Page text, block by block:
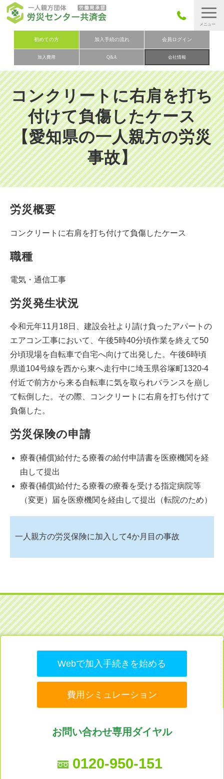
初めての方 加入手続の流れ 会員ログイン
加入費用 Q&A 会社情報
労災保険とは
労災保険の取りまとめ
労災保険加入手続きの流れ
加入費用
加入申込み
会社概要
お問い合わせ
会員メニュー
コンクリートに右肩を打ち
付けて負傷したケース
【愛知県の一人親方の労災
事故】
労災概要
コンクリートに右肩を打ち付けて負傷したケース
職種
電気・通信工事
労災発生状況
令和元年11月18日、建設会社より請け負ったアパートの
エアコン工事において、午後5時40分頃作業を終えて50
分頃現場を自転車で自宅へ向けて出発した。午後6時頃
県道104号線を西から東へ走行中に埼玉県谷塚町1320-4
付近で前方から来る自転車に気を取られバランスを崩し
て転倒した。その際、コンクリートに右肩を打ち付けて
負傷した。
労災保険の申請
療養(補償)給付たる療養の給付申請書を医療機関を経
由して提出
療養(補償)給付たる療養の療養を受ける指定病院等
（変更）届を医療機関を経由して提出（転院のため）
一人親方の労災保険に加入して4か月目の事故
Webで加入手続きを始める
費用シミュレーション
お問い合わせ専用ダイヤル
0120-950-151